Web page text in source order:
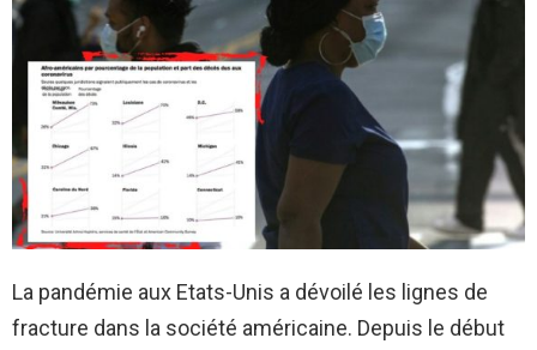
La pandémie aux Etats-Unis a dévoilé les lignes de
fracture dans la société américaine. Depuis le début